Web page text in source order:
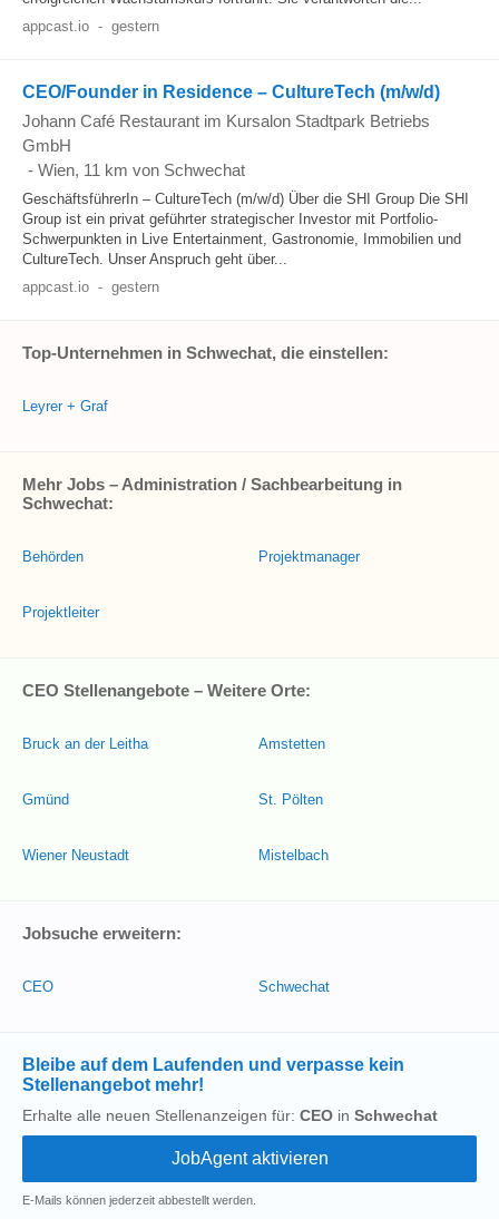
appcast.io - gestern
CEO/Founder in Residence – CultureTech (m/w/d)
Johann Café Restaurant im Kursalon Stadtpark Betriebs
GmbH
- Wien, 11 km von Schwechat
GeschäftsführerIn – CultureTech (m/w/d) Über die SHI Group Die SHI
Group ist ein privat geführter strategischer Investor mit Portfolio-
Schwerpunkten in Live Entertainment, Gastronomie, Immobilien und
CultureTech. Unser Anspruch geht über...
appcast.io - gestern
Top-Unternehmen in Schwechat, die einstellen:
Leyrer + Graf
Mehr Jobs – Administration / Sachbearbeitung in
Schwechat:
Behörden
Projektleiter
Projektmanager
CEO Stellenangebote – Weitere Orte:
Bruck an der Leitha
Gmünd
Wiener Neustadt
Amstetten
St. Pölten
Mistelbach
Jobsuche erweitern:
CEO Schwechat
Bleibe auf dem Laufenden und verpasse kein
Stellenangebot mehr!
Erhalte alle neuen Stellenanzeigen für: CEO in Schwechat
E-Mails können jederzeit abbestellt werden.